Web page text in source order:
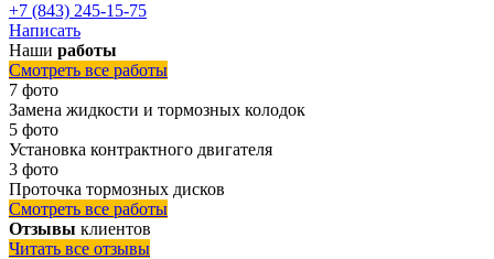
+7 (843) 245-15-75
Написать
Наши работы
Смотреть все работы
7 фото
Замена жидкости и тормозных колодок
5 фото
Установка контрактного двигателя
3 фото
Проточка тормозных дисков
Смотреть все работы
Отзывы клиентов
Читать все отзывы